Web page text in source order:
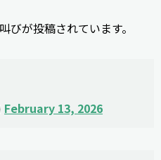
びが投稿されています。
February 13, 2026